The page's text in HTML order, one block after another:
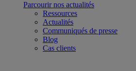
Parcourir nos actualités
Ressources
Actualités
Communiqués de presse
Blog
Cas clients